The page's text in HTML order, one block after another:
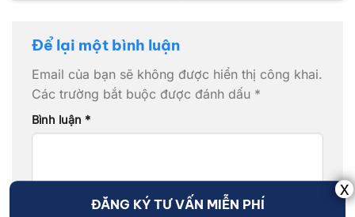
Để lại một bình luận
Email của bạn sẽ không được hiển thị công khai.
Các trường bắt buộc được đánh dấu *
Bình luận *
ĐĂNG KÝ TƯ VẤN MIỄN PHÍ